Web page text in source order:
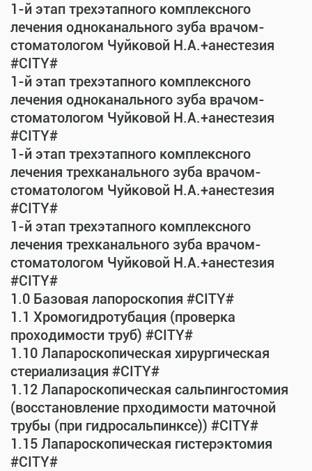
1-й этап трехэтапного комплексного
лечения одноканального зуба врачом-
стоматологом Чуйковой Н.А.+анестезия
#CITY#
1-й этап трехэтапного комплексного
лечения одноканального зуба врачом-
стоматологом Чуйковой Н.А.+анестезия
#CITY#
1-й этап трехэтапного комплексного
лечения трехканального зуба врачом-
стоматологом Чуйковой Н.А.+анестезия
#CITY#
1-й этап трехэтапного комплексного
лечения трехканального зуба врачом-
стоматологом Чуйковой Н.А.+анестезия
#CITY#
1.0 Базовая лапороскопия #CITY#
1.1 Хромогидротубация (проверка
проходимости труб) #CITY#
1.10 Лапароскопическая хирургическая
стериализация #CITY#
1.12 Лапароскопическая сальпингостомия
(восстановление прходимости маточной
трубы (при гидросальпинксе)) #CITY#
1.15 Лапароскопическая гистерэктомия
#CITY#